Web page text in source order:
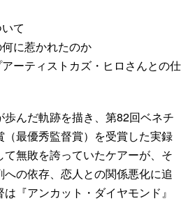
て
に惹かれたのか
ーティストカズ・ヒロさんとの仕
んだ軌跡を描き、第82回ベネチ
最優秀監督賞）を受賞した実録
て無敗を誇っていたケアーが、そ
の依存、恋人との関係悪化に追
『アンカット・ダイヤモンド』